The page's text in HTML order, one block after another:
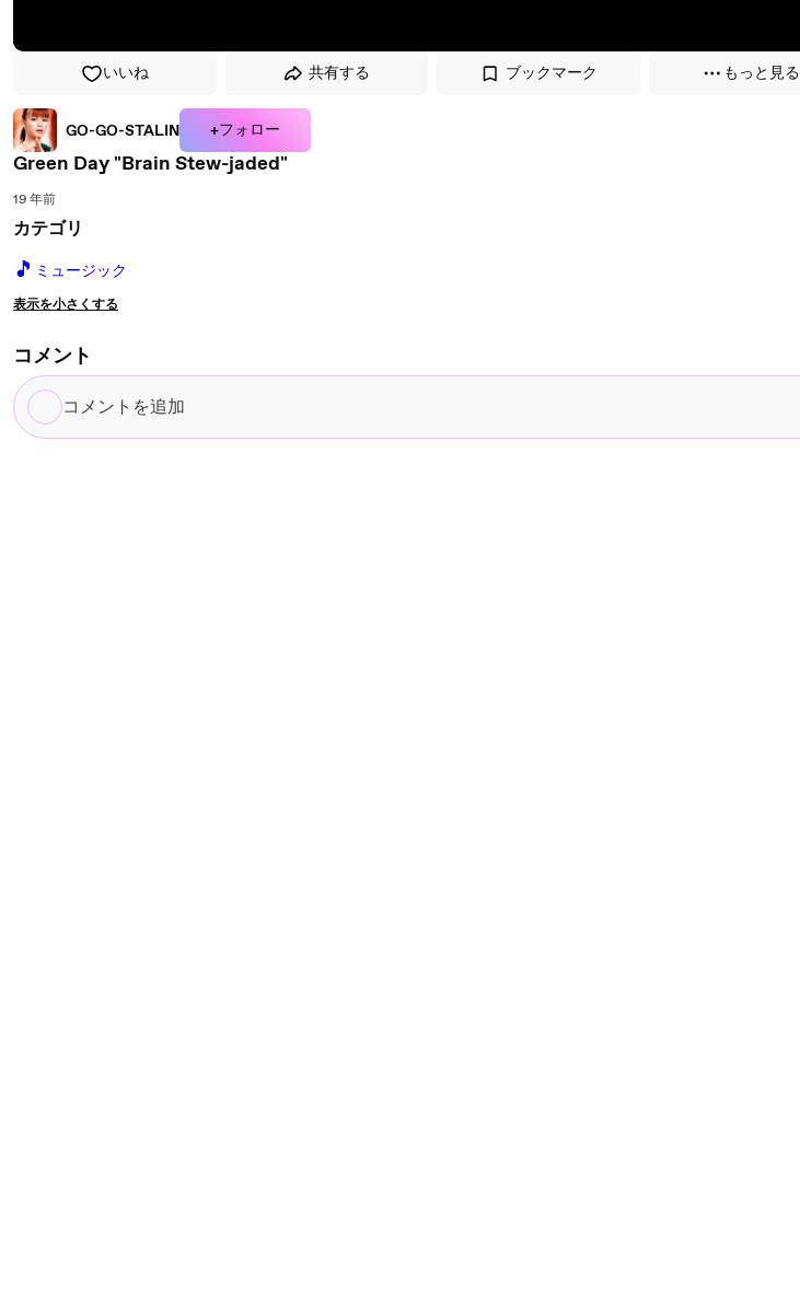
いいね 共有する ブックマーク もっと見る
GO-GO-STALIN +フォロー
Green Day "Brain Stew-jaded"
19 年前
カテゴリ
🎵 ミュージック
表示を小さくする
コメント
コ
メ